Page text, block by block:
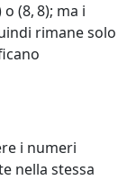
(8, 8); ma i
rimane solo
i numeri
nella stessa